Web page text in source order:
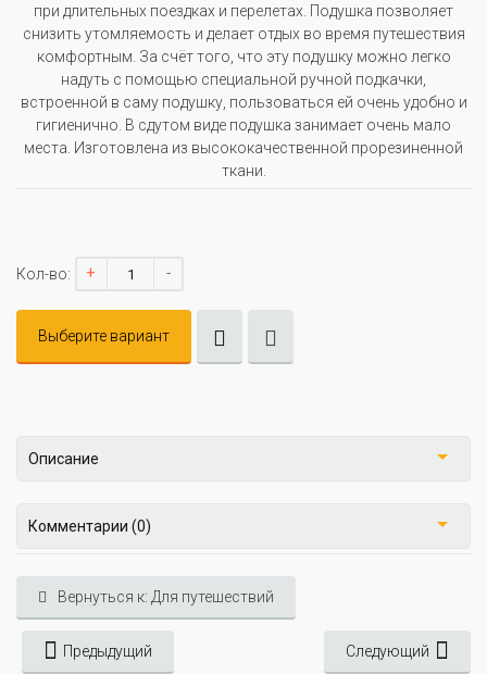
при длительных поездках и перелетах. Подушка позволяет
снизить утомляемость и делает отдых во время путешествия
комфортным. За счёт того, что эту подушку можно легко
надуть с помощью специальной ручной подкачки,
встроенной в саму подушку, пользоваться ей очень удобно и
гигиенично. В сдутом виде подушка занимает очень мало
места. Изготовлена из высококачественной прорезиненной
ткани.
Кол-во: + -
Выберите вариант
Описание
Комментарии (0)
Вернуться к: Для путешествий
Предыдущий Следующий